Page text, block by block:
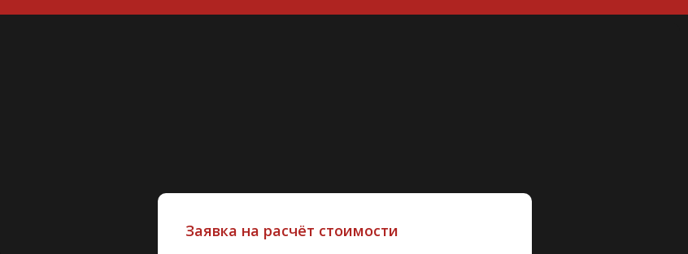
Заявка на расчёт стоимости